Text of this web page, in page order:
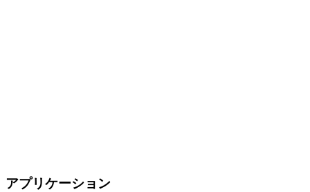
アプリケーション